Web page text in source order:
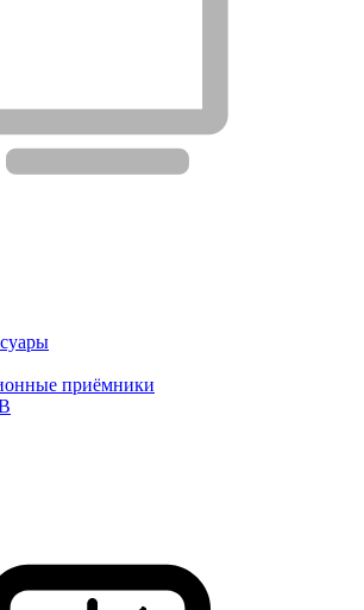
приёмники